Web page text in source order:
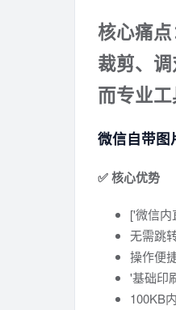
核心痛
裁剪、
而专业
微信自带图
✅ 核心优势
['微信
无需跳
操作便
'基础印
100KB